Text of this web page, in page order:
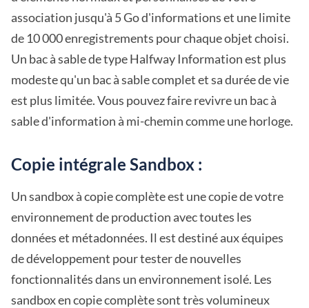
association jusqu'à 5 Go d'informations et une limite
de 10 000 enregistrements pour chaque objet choisi.
Un bac à sable de type Halfway Information est plus
modeste qu'un bac à sable complet et sa durée de vie
est plus limitée. Vous pouvez faire revivre un bac à
sable d'information à mi-chemin comme une horloge.
Copie intégrale Sandbox :
Un sandbox à copie complète est une copie de votre
environnement de production avec toutes les
données et métadonnées. Il est destiné aux équipes
de développement pour tester de nouvelles
fonctionnalités dans un environnement isolé. Les
sandbox en copie complète sont très volumineux